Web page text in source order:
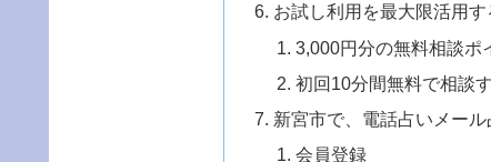
お試し利用を最大限活用す
3,000円分の無料相談ポ
初回10分間無料で相談
新宮市で、電話占いメー
会員登録